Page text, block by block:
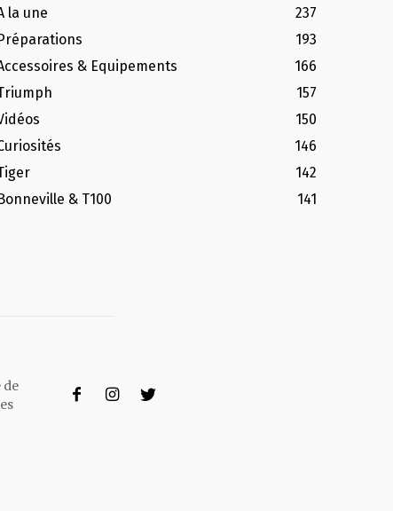
la une
237
193
& Equipements
166
157
150
146
142
& T100
141
de